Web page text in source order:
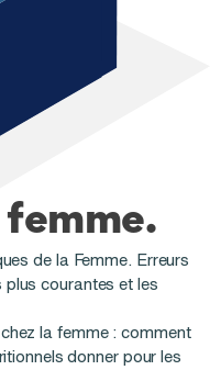
de la Femme. Erreurs
courantes et les
la femme : comment
donner pour les